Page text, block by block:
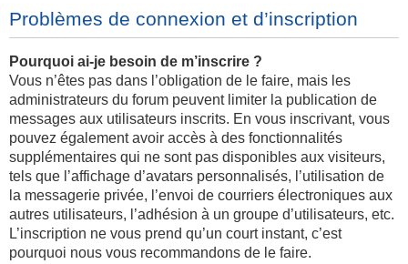
Problèmes de connexion et d’inscription
Pourquoi ai-je besoin de m’inscrire ?
Vous n’êtes pas dans l’obligation de le faire, mais les
administrateurs du forum peuvent limiter la publication de
messages aux utilisateurs inscrits. En vous inscrivant, vous
pouvez également avoir accès à des fonctionnalités
supplémentaires qui ne sont pas disponibles aux visiteurs,
tels que l’affichage d’avatars personnalisés, l’utilisation de
la messagerie privée, l’envoi de courriers électroniques aux
autres utilisateurs, l’adhésion à un groupe d’utilisateurs, etc.
L’inscription ne vous prend qu’un court instant, c’est
pourquoi nous vous recommandons de le faire.